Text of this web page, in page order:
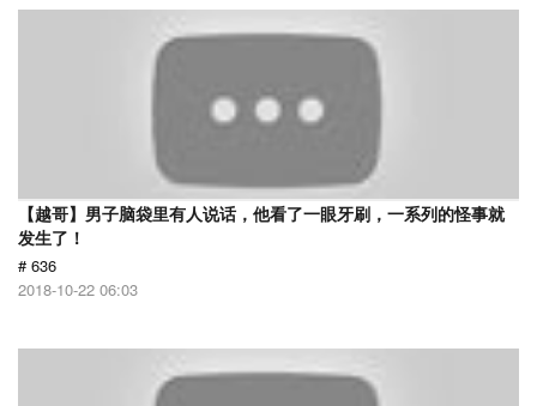
【越哥】男子脑袋里有人说话，他看了一眼牙刷，一系列的怪事就
发生了！
# 636
2018-10-22 06:03